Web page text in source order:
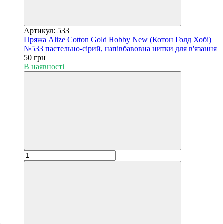
Артикул: 533
Пряжа Alize Cotton Gold Hobby New (Котон Голд Хобі)
№533 пастельно-сірий, напівбавовна нитки для в'язання
50 грн
В наявності